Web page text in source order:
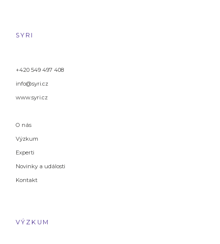
SYRI
+420 549 497 408
info@syri.cz
www.syri.cz
O nás
Výzkum
Experti
Novinky a události
Kontakt
VÝZKUM